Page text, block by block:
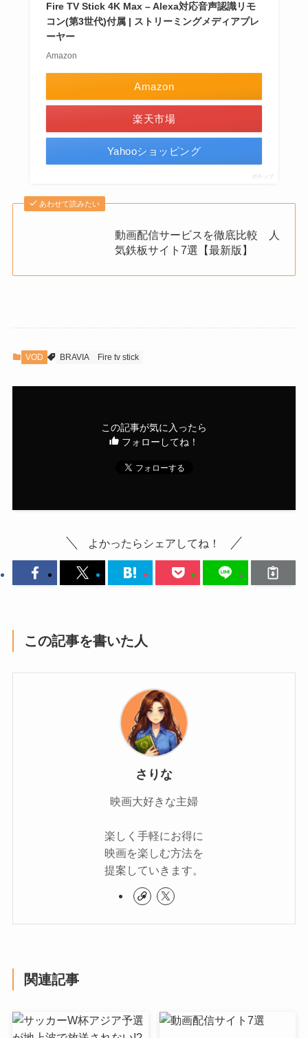
Fire TV Stick 4K Max – Alexa対応音声認識リモ
コン(第3世代)付属 | ストリーミングメディアプレ
ーヤー
Amazon
Amazon
楽天市場
Yahooショッピング
ポチップ
あわせて読みたい
動画配信サービスを徹底比較 人
気鉄板サイト7選【最新版】
VOD BRAVIA Fire tv stick
この記事が気に入ったら
フォローしてね！
よかったらシェアしてね！
この記事を書いた人
さりな
映画大好きな主婦
楽しく手軽にお得に
映画を楽しむ方法を
提案していきます。
関連記事